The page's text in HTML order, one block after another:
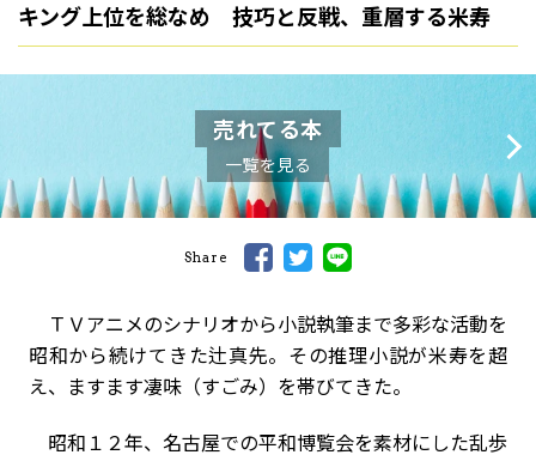
キング上位を総なめ 技巧と反戦、重層する米寿
売れてる本
一覧を見る
Share
ＴＶアニメのシナリオから小説執筆まで多彩な活動を
昭和から続けてきた辻真先。その推理小説が米寿を超
え、ますます凄味（すごみ）を帯びてきた。
昭和１２年、名古屋での平和博覧会を素材にした乱歩